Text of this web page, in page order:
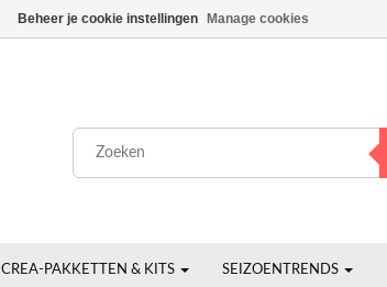
CREA-PAKKETTEN & KITS SEIZOENTRENDS
Beheer je cookie instellingen Manage cookies